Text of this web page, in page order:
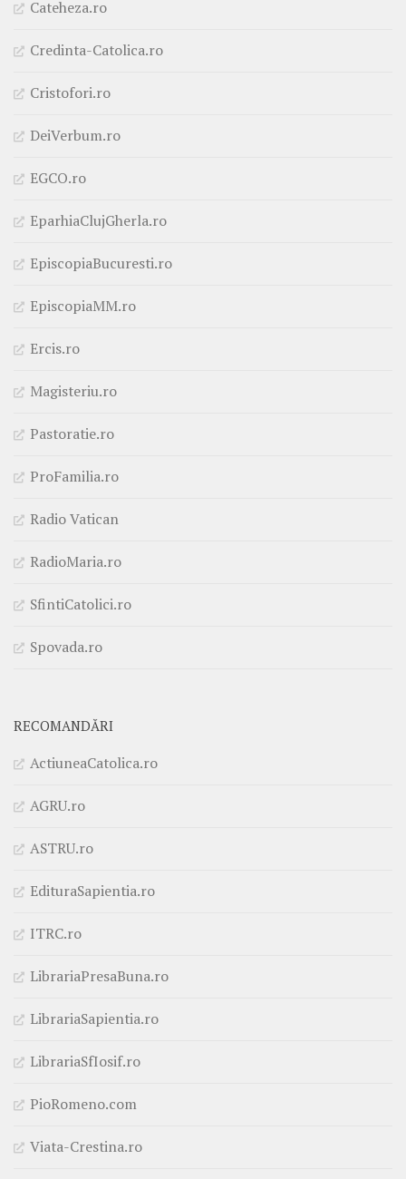
Cateheza.ro
Credinta-Catolica.ro
Cristofori.ro
DeiVerbum.ro
EGCO.ro
EparhiaClujGherla.ro
EpiscopiaBucuresti.ro
EpiscopiaMM.ro
Ercis.ro
Magisteriu.ro
Pastoratie.ro
ProFamilia.ro
Radio Vatican
RadioMaria.ro
SfintiCatolici.ro
Spovada.ro
RECOMANDĂRI
ActiuneaCatolica.ro
AGRU.ro
ASTRU.ro
EdituraSapientia.ro
ITRC.ro
LibrariaPresaBuna.ro
LibrariaSapientia.ro
LibrariaSfIosif.ro
PioRomeno.com
Viata-Crestina.ro